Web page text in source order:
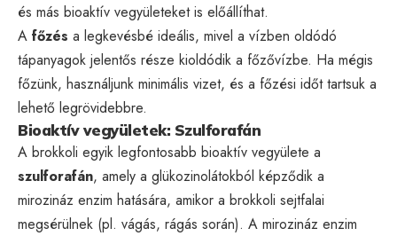
és más bioaktív vegyületeket is előállíthat.
A főzés a legkevésbé ideális, mivel a vízben oldódó
tápanyagok jelentős része kioldódik a főzővízbe. Ha mégis
főzünk, használjunk minimális vizet, és a főzési időt tartsuk a
lehető legrövidebbre.
Bioaktív vegyületek: Szulforafán
A brokkoli egyik legfontosabb bioaktív vegyülete a
szulforafán, amely a glükozinolátokból képződik a
mirozináz enzim hatására, amikor a brokkoli sejtfalai
megsérülnek (pl. vágás, rágás során). A mirozináz enzim